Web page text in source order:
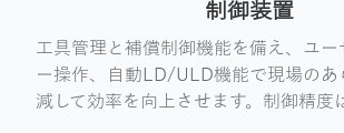
制御装置
工具管理と補償制御機能を備え、ユー
ー操作、自動LD/ULD機能で現場のあ
減して効率を向上させます。制御精度